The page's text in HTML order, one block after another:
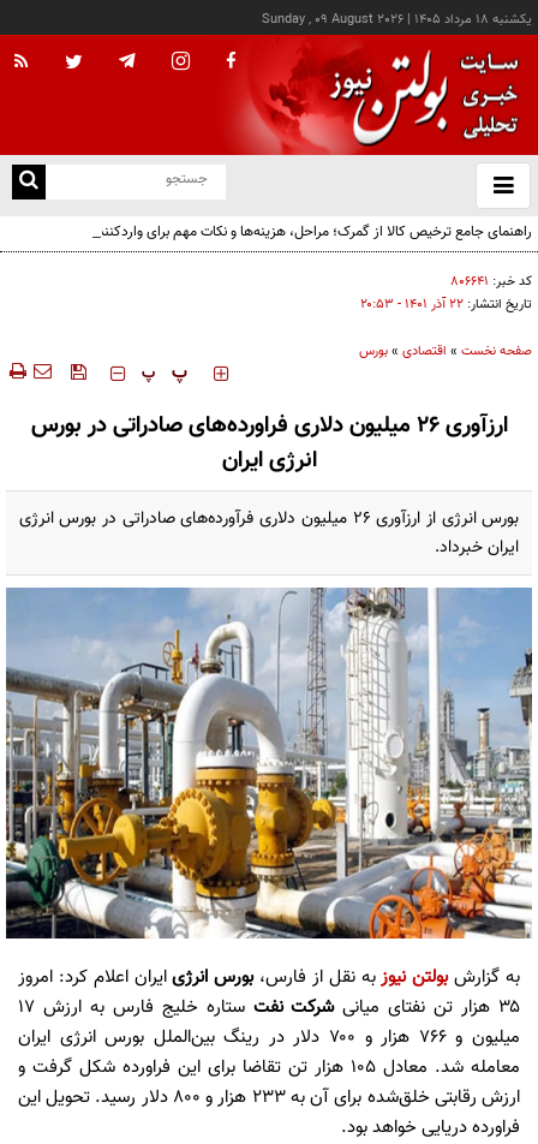
يکشنبه ۱۸ مرداد ۱۴۰۵ |
Sunday , 09 August 2026
باز
و
راهنمای جامع ترخیص کالا از گمرک؛ مراحل، هزینه‌ها و نکات مهم برای واردکنندگان
کد خبر: ۸۰۶۶۴۱
تاریخ انتشار: ۲۲ آذر ۱۴۰۱ - ۲۰:۵۳
صفحه نخست » اقتصادی »بورس
‍‍‍ پ پ
ارزآوری ۲۶ میلیون دلاری فراورده‌های صادراتی در بورس
انرژی ایران
بورس انرژی از ارزآوری ۲۶ میلیون دلاری فرآورده‌های صادراتی در بورس انرژی
ایران خبرداد.
به گزارشبولتن نیوزبه نقل از فارس،بورس انرژیایران اعلام کرد: امروز
۳۵ هزار تن نفتای میانی
شرکت نفت
ستاره خلیج فارس به ارزش ۱۷
میلیون و ۷۶۶ هزار و ۷۰۰ دلار در رینگ بین‌الملل بورس انرژی ایران
معامله شد. معادل ۱۰۵ هزار تن تقاضا برای این فراورده شکل گرفت و
ارزش رقابتی خلق‌شده برای آن به ۲۳۳ هزار و ۸۰۰ دلار رسید. تحویل این
فراورده دریایی خواهد بود.